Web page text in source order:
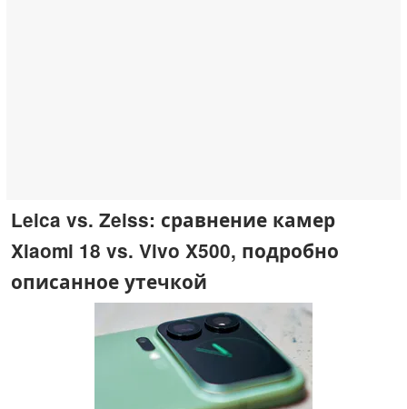
Leica vs. Zeiss: сравнение камер
Xiaomi 18 vs. Vivo X500, подробно
описанное утечкой